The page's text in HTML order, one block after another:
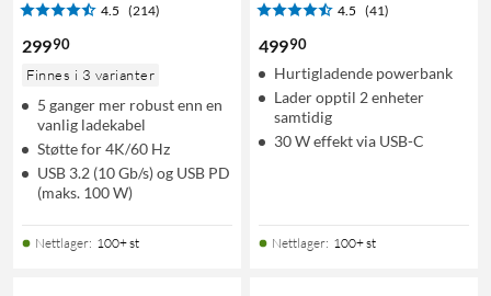
4.5 (214)
29990
Finnes i 3 varianter
5 ganger mer robust enn en
vanlig ladekabel
Støtte for 4K/60 Hz
USB 3.2 (10 Gb/s) og USB PD
(maks. 100 W)
Nettlager: 100+ st
4.5 (41)
49990
Hurtigladende powerbank
Lader opptil 2 enheter
samtidig
30 W effekt via USB-C
Nettlager: 100+ st